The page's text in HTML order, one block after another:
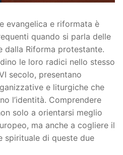
evangelica e riformata è
quando si parla delle
dalla Riforma protestante.
le loro radici nello stesso
secolo, presentano
e liturgiche che
l’identità. Comprendere
solo a orientarsi meglio
ma anche a cogliere il
spirituale di queste due